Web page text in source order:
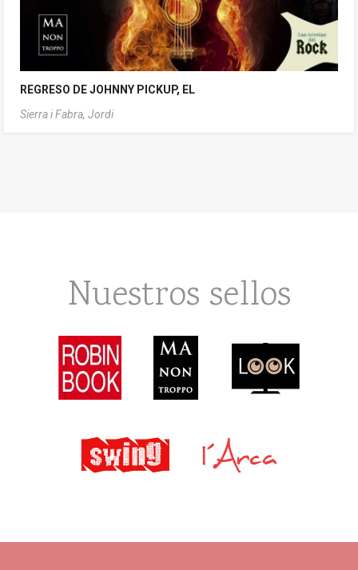
REGRESO DE JOHNNY PICKUP, EL
Sierra i Fabra, Jordi
Nuestros sellos